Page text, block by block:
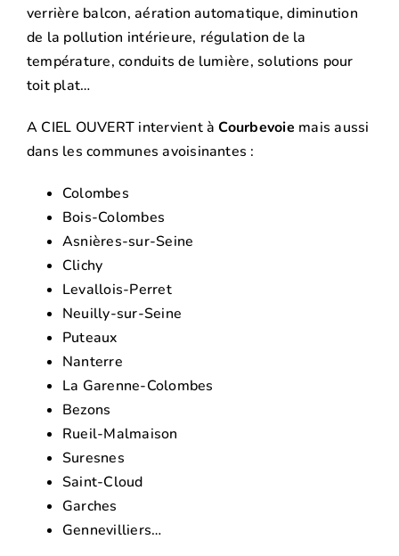
verrière balcon, aération automatique, diminution
de la pollution intérieure, régulation de la
température, conduits de lumière, solutions pour
toit plat…
A CIEL OUVERT intervient àCourbevoie mais aussi
dans les communes avoisinantes :
Colombes
Bois-Colombes
Asnières-sur-Seine
Clichy
Levallois-Perret
Neuilly-sur-Seine
Puteaux
Nanterre
La Garenne-Colombes
Bezons
Rueil-Malmaison
Suresnes
Saint-Cloud
Garches
Gennevilliers…